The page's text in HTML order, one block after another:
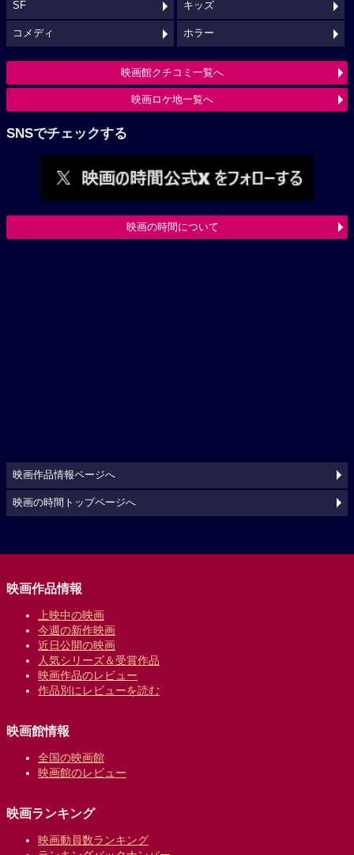
SF キッズ
コメディ ホラー
映画館クチコミ一覧へ
映画ロケ地一覧へ
SNSでチェックする
映画の時間について
映画作品情報ページへ
映画の時間トップページへ
映画作品情報
上映中の映画
今週の新作映画
近日公開の映画
人気シリーズ＆受賞作品
映画作品のレビュー
作品別にレビューを読む
映画館情報
全国の映画館
映画館のレビュー
映画ランキング
映画動員数ランキング